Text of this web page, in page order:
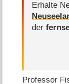
Erhalte
der
Professor